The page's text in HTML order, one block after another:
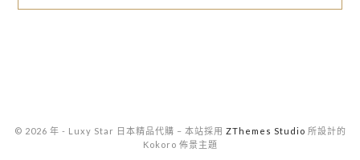
© 2026 年 - Luxy Star 日本精品代購 – 本站採用 ZThemes Studio 所設計的
Kokoro 佈景主題